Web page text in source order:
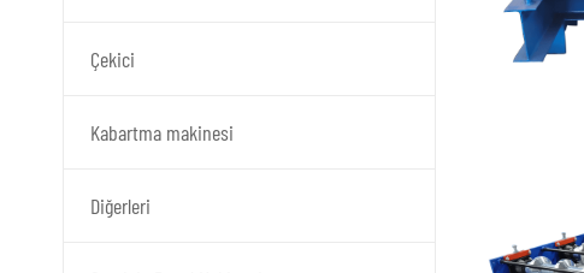
Çekici
Kabartma makinesi
Diğerleri